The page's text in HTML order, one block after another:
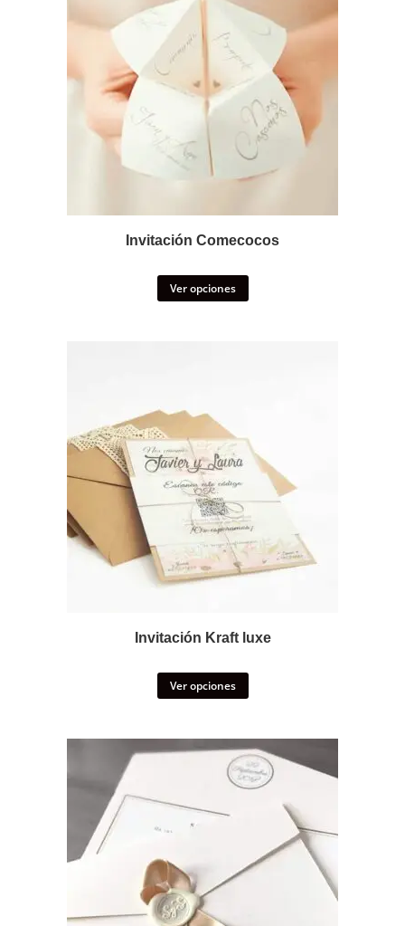
Invitación Comecocos
Ver opciones
Invitación Kraft luxe
Ver opciones